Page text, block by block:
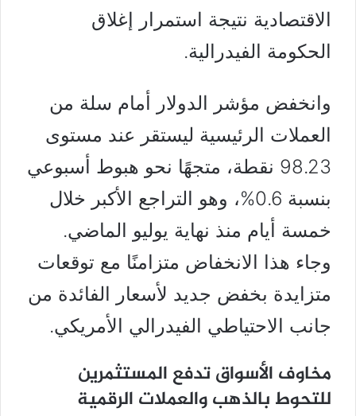
الاقتصادية نتيجة استمرار إغلاق
الحكومة الفيدرالية.
وانخفض مؤشر الدولار أمام سلة من
العملات الرئيسية ليستقر عند مستوى
98.23 نقطة، متجهًا نحو هبوط أسبوعي
بنسبة 0.6%، وهو التراجع الأكبر خلال
خمسة أيام منذ نهاية يوليو الماضي.
وجاء هذا الانخفاض متزامنًا مع توقعات
متزايدة بخفض جديد لأسعار الفائدة من
جانب الاحتياطي الفيدرالي الأمريكي.
مخاوف الأسواق تدفع المستثمرين
للتحوط بالذهب والعملات الرقمية